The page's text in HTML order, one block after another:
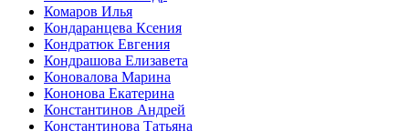
Комаров Илья
Кондаранцева Ксения
Кондратюк Евгения
Кондрашова Елизавета
Коновалова Марина
Кононова Екатерина
Константинов Андрей
Константинова Татьяна